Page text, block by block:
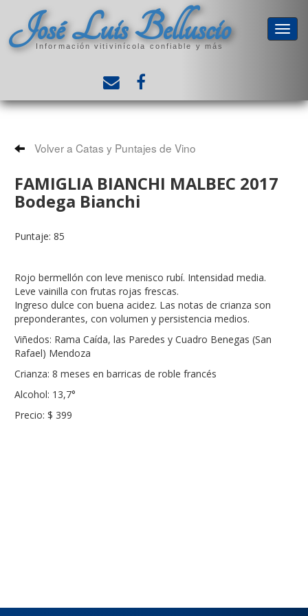
José Luis Belluscio
Información vitivinícola confiable y más
Volver a Catas y Puntajes de Vino
FAMIGLIA BIANCHI MALBEC 2017
Bodega Bianchi
Puntaje: 85
Rojo bermellón con leve menisco rubí. Intensidad media.
Leve vainilla con frutas rojas frescas.
Ingreso dulce con buena acidez. Las notas de crianza son
preponderantes, con volumen y persistencia medios.
Viñedos: Rama Caída, las Paredes y Cuadro Benegas (San
Rafael) Mendoza
Crianza: 8 meses en barricas de roble francés
Alcohol: 13,7°
Precio: $ 399